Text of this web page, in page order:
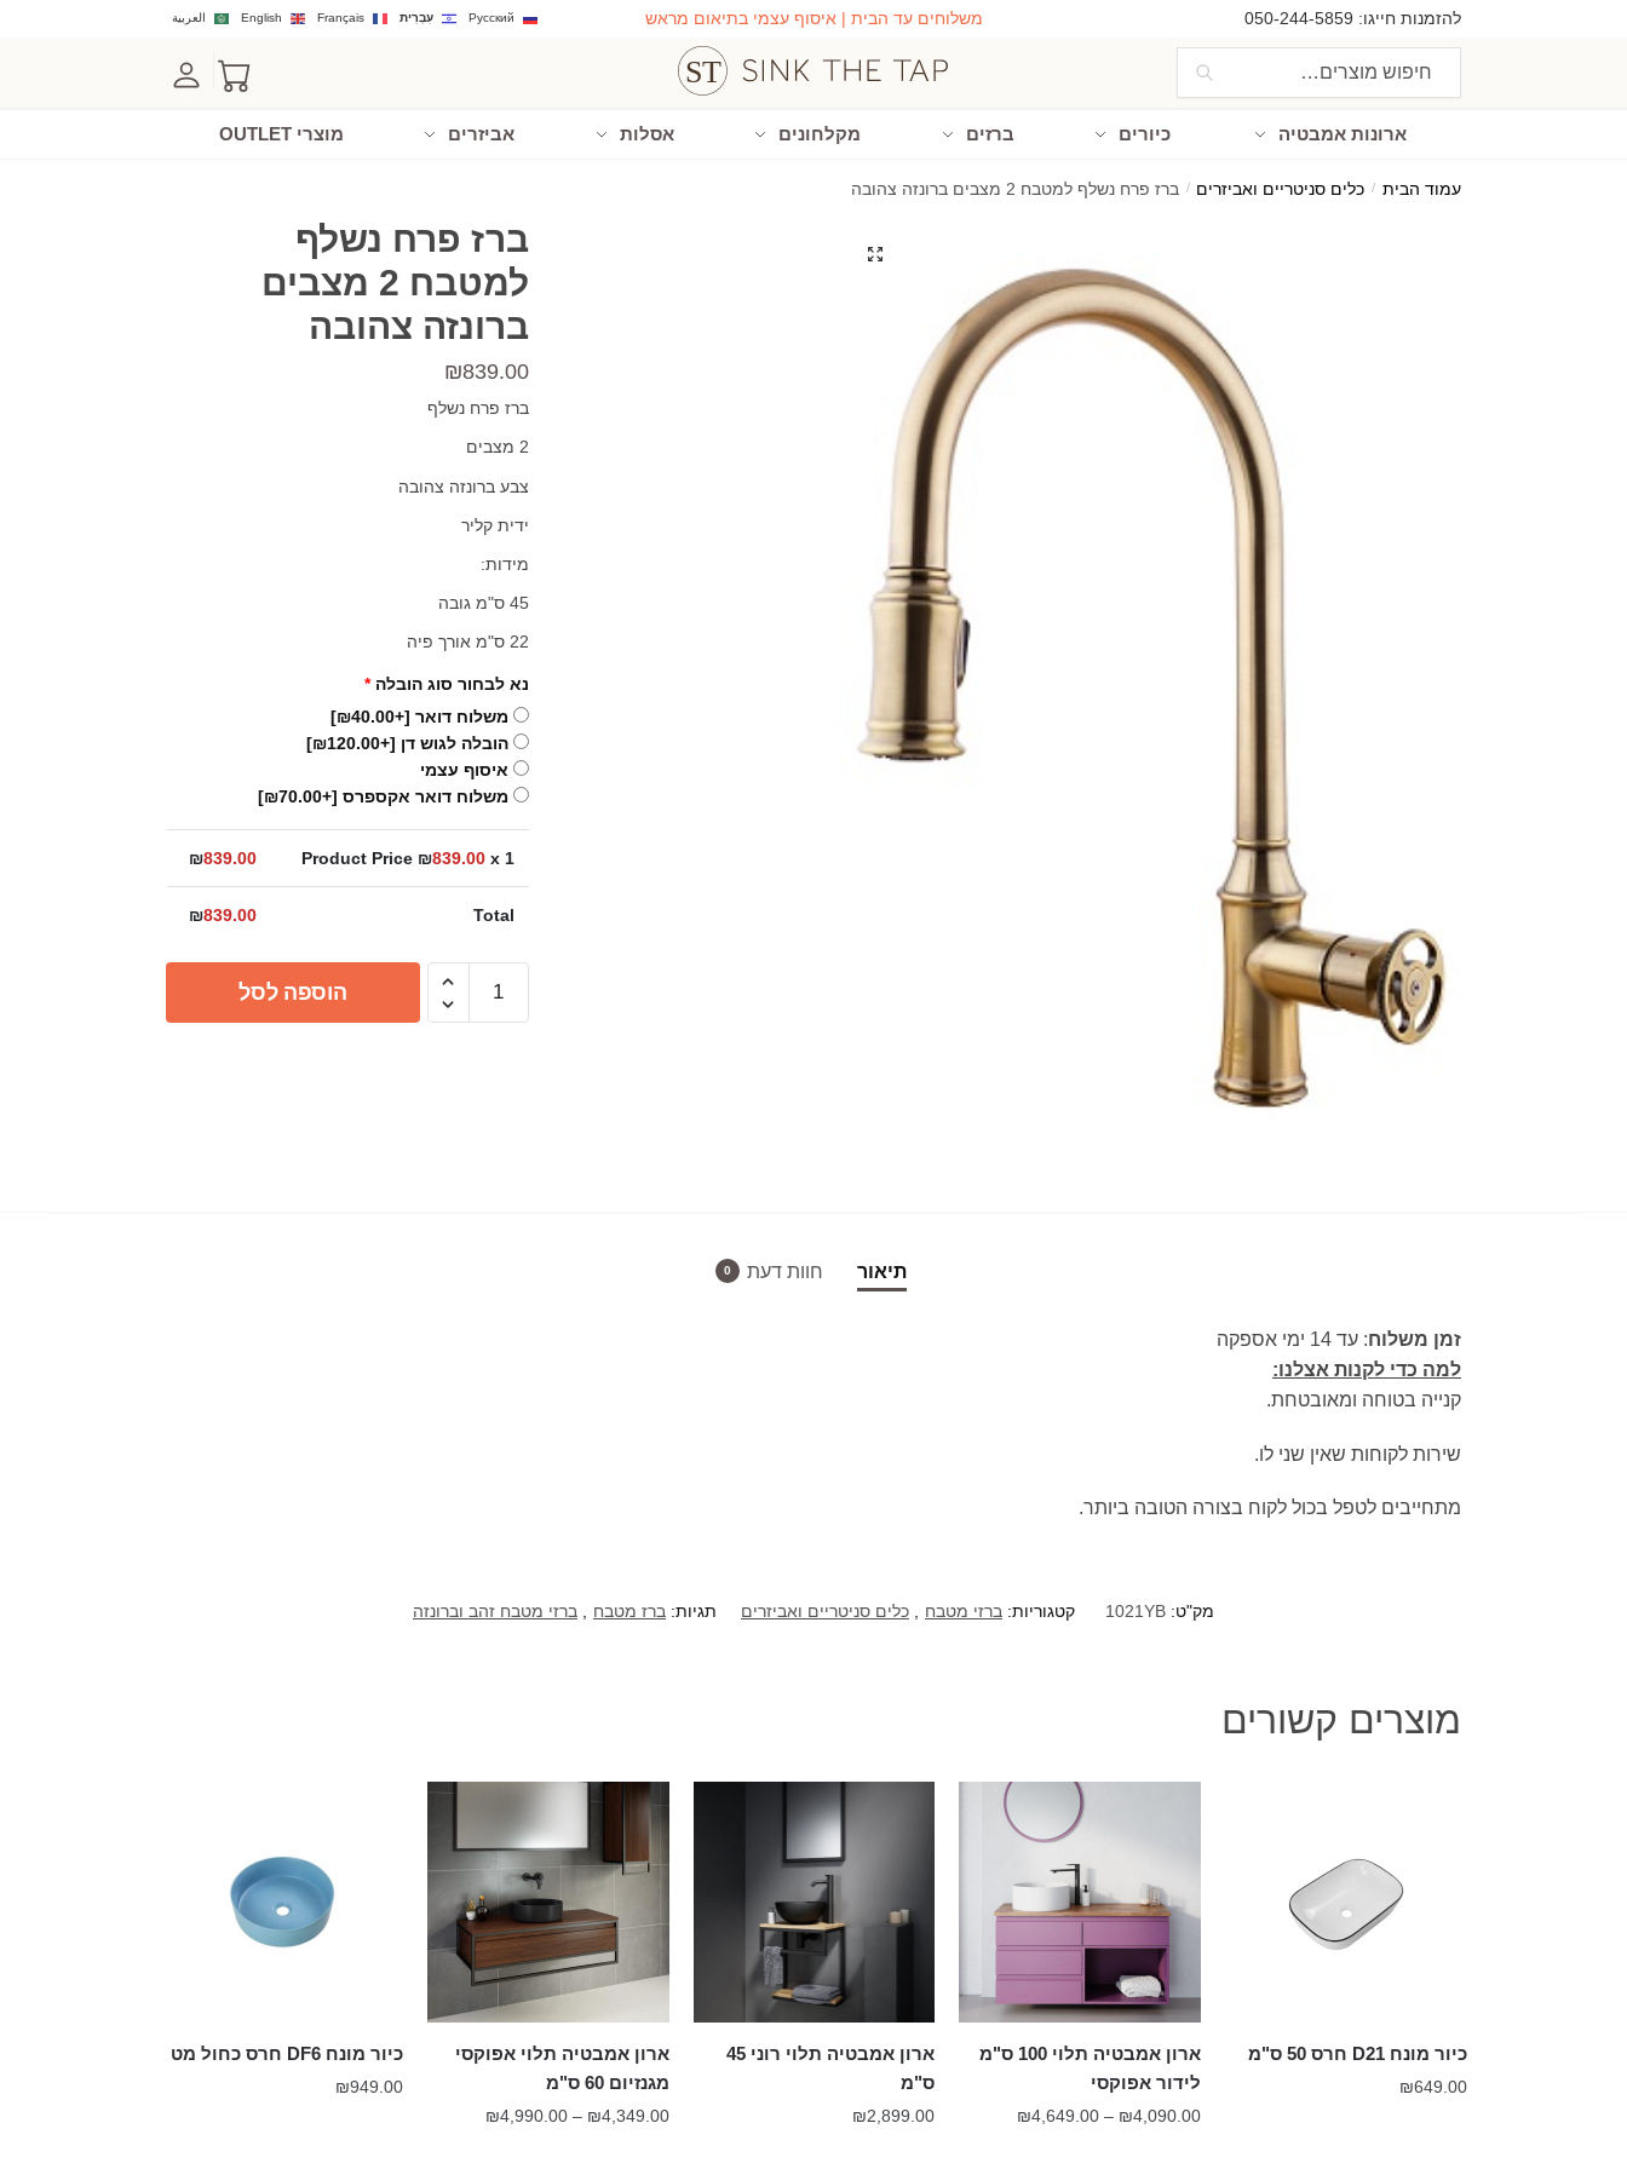
להזמנות חייגו: 050-244-5859 משלוחים עד הבית | איסוף עצמי בתיאום מראש العربية English Français עִבְרִית Русский
חיפוש
ארונות אמבטיה כיורים ברזים מקלחונים אסלות אביזרים מוצרי OUTLET
עמוד הבית / כלים סניטריים ואביזרים / ברז פרח נשלף למטבח 2 מצבים ברונזה צהובה
ברז פרח נשלף
למטבח 2 מצבים
ברונזה צהובה
₪839.00
ברז פרח נשלף
2 מצבים
צבע ברונזה צהובה
ידית קליר
מידות:
45 ס"מ גובה
22 ס"מ אורך פיה
נא לבחור סוג הובלה *
משלוח דואר [+₪40.00]
הובלה לגוש דן [+₪120.00]
איסוף עצמי
משלוח דואר אקספרס [+₪70.00]
Product Price ₪839.00x 1
₪839.00
Total
₪839.00
הוספה לסל
תיאור חוות דעת 0
זמן משלוח: עד 14 ימי אספקה
למה כדי לקנות אצלנו:
קנייה בטוחה ומאובטחת.
שירות לקוחות שאין שני לו.
מתחייבים לטפל בכול לקוח בצורה הטובה ביותר.
מק"ט: 1021YB קטגוריות: ברזי מטבח כלים סניטריים ואביזרים תגיות: ברז מטבח ברזי מטבח זהב וברונזה
מוצרים קשורים
כיור מונח D21 חרס 50 ס"מ
₪649.00
ארון אמבטיה תלוי 100 ס"מ
לידור אפוקסי
₪4,090.00
–
₪4,649.00
טווח
ארון אמבטיה תלוי רוני 45
ס"מ
₪2,899.00
ארון אמבטיה תלוי אפוקסי
מגנזיום 60 ס"מ
₪4,349.00
–
₪4,990.00
כיור מונח DF6 חרס כחול מט
₪949.00